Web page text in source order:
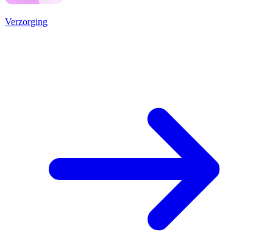
Verzorging